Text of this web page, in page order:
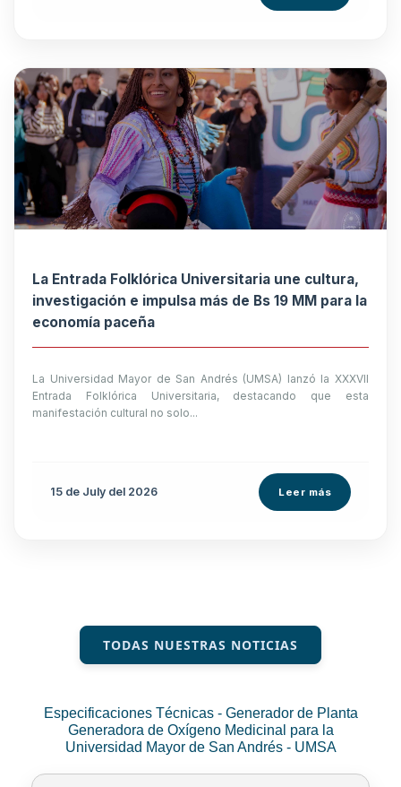
La Entrada Folklórica Universitaria une cultura,
investigación e impulsa más de Bs 19 MM para la
economía paceña
La Universidad Mayor de San Andrés (UMSA) lanzó la XXXVII
Entrada Folklórica Universitaria, destacando que esta
manifestación cultural no solo...
15 de July del 2026 Leer más
TODAS NUESTRAS NOTICIAS
Especificaciones Técnicas - Generador de Planta
Generadora de Oxígeno Medicinal para la
Universidad Mayor de San Andrés - UMSA